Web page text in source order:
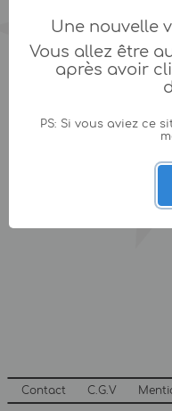
Contact C.G.V
Une nouvelle
Vous allez être
après avoir
PS: Si vous aviez ce